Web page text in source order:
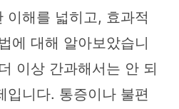
이해를 넓히고, 효과적
에 대해 알아보았습니
이상 간과해서는 안 되
입니다. 통증이나 불편